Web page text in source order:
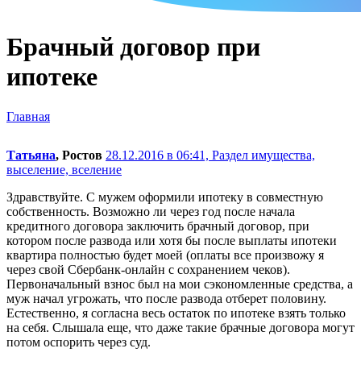
Брачный договор при
ипотеке
Главная
Татьяна, Ростов 28.12.2016 в 06:41, Раздел имущества,
выселение, вселение
Здравствуйте. С мужем оформили ипотеку в совместную
собственность. Возможно ли через год после начала
кредитного договора заключить брачный договор, при
котором после развода или хотя бы после выплаты ипотеки
квартира полностью будет моей (оплаты все произвожу я
через свой Сбербанк-онлайн с сохранением чеков).
Первоначальный взнос был на мои сэкономленные средства, а
муж начал угрожать, что после развода отберет половину.
Естественно, я согласна весь остаток по ипотеке взять только
на себя. Слышала еще, что даже такие брачные договора могут
потом оспорить через суд.